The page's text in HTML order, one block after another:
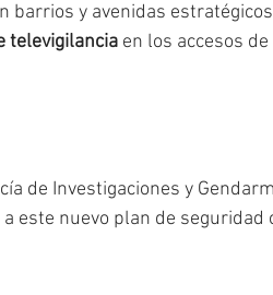
barrios y avenidas
televigilancia en los accesos
de Investigaciones y
este nuevo plan de seguridad